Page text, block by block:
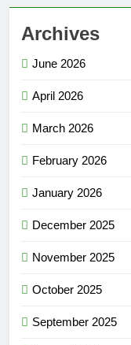
Archives
June 2026
April 2026
March 2026
February 2026
January 2026
December 2025
November 2025
October 2025
September 2025